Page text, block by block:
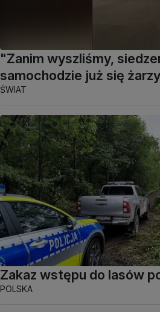
"Zanim wyszliśmy,
samochodzie już się
ŚWIAT
Zakaz wstępu do lasów
POLSKA